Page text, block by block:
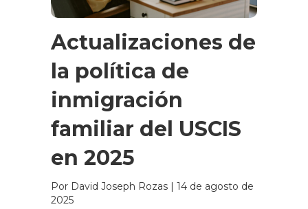
Actualizaciones de
la política de
inmigración
familiar del USCIS
en 2025
Por David Joseph Rozas | 14 de agosto de
2025